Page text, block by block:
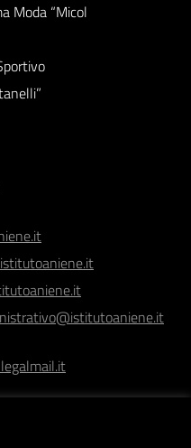
Moda “Micol